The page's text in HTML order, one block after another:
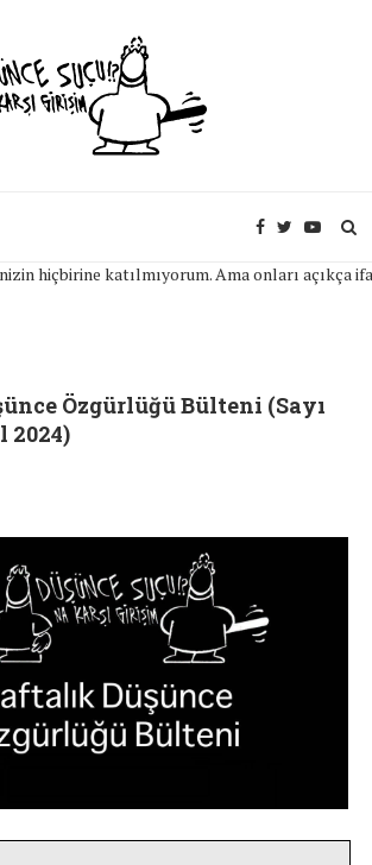
hiçbirine katılmıyorum. Ama onları açıkça
Özgürlüğü Bülteni (Sayı
2024)